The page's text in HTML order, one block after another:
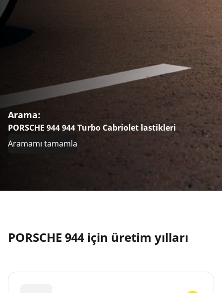
Arama:
PORSCHE 944 944 Turbo Cabriolet lastikleri
Aramamı tamamla
PORSCHE 944 için üretim yılları